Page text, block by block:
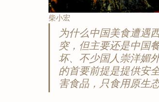
柴小宏
为什么中国美食遭遇
突，但主要还是中国
坏、不少国人崇洋媚
的首要前提是提供安
害食品，只食用原生